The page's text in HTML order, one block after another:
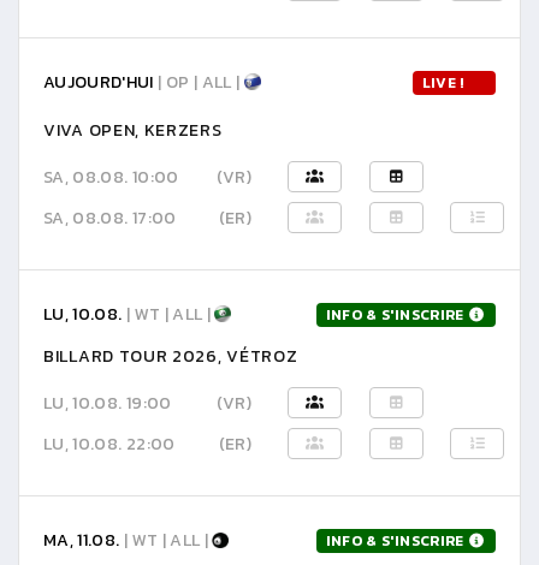
AUJOURD'HUI | OP | ALL | LIVE !
VIVA OPEN, KERZERS
SA, 08.08. 10:00
(VR)
SA, 08.08. 17:00
(ER)
LU, 10.08. | WT | ALL | INFO & S'INSCRIRE
BILLARD TOUR 2026, VÉTROZ
LU, 10.08. 19:00
(VR)
LU, 10.08. 22:00
(ER)
MA, 11.08. | WT | ALL | INFO & S'INSCRIRE